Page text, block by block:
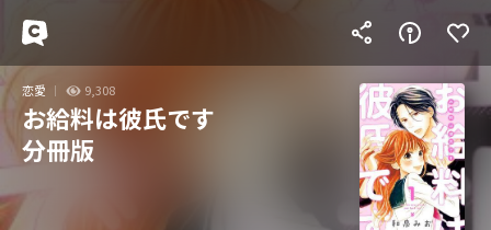
恋愛 9,308
お給料は彼氏です
分冊版